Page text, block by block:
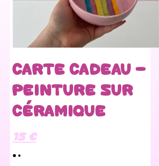
Carte cadeau -
Peinture sur
Céramique
15 €